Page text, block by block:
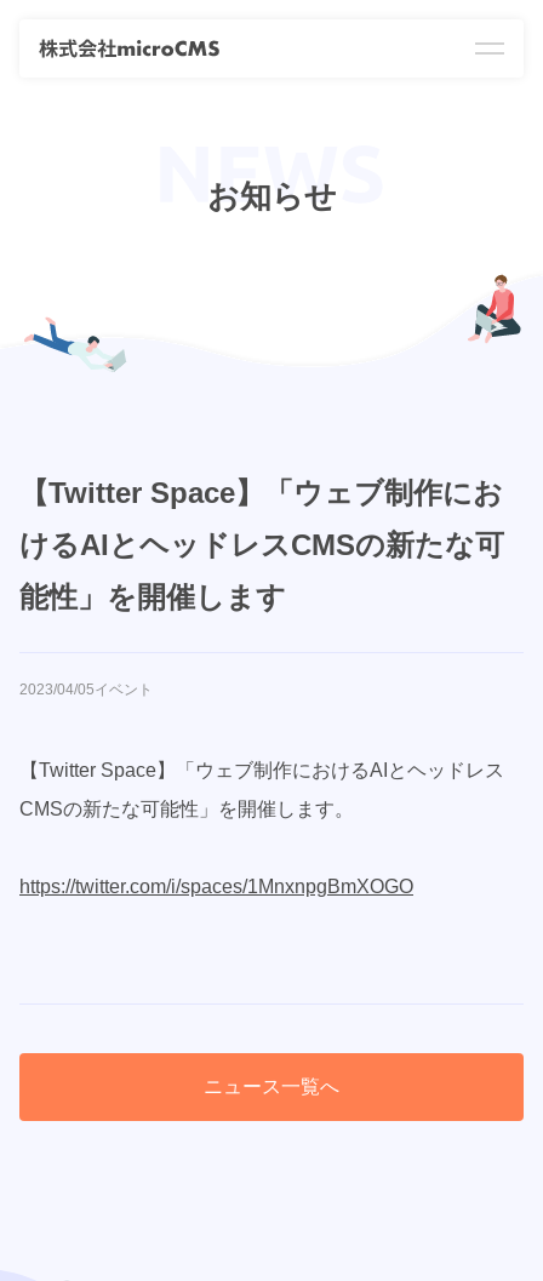
お知らせ
【Twitter Space】「ウェブ制作にお
けるAIとヘッドレスCMSの新たな可
能性」を開催します
2023/04/05イベント
【Twitter Space】「ウェブ制作におけるAIとヘッドレス
CMSの新たな可能性」を開催します。
https://twitter.com/i/spaces/1MnxnpgBmXOGO
ニュース一覧へ